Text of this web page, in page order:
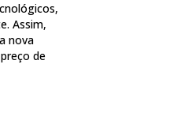
Assim,
nova
de